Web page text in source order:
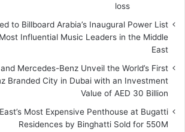
loss
to Billboard Arabia’s Inaugural Power List
Influential Music Leaders in the Middle
East
Mercedes-Benz Unveil the World’s First
Branded City in Dubai with an Investment
Value of AED 30 Billion
Most Expensive Penthouse at Bugatti
Residences by Binghatti Sold for 550M